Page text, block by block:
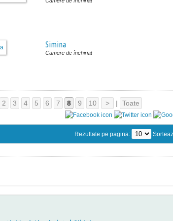
Simina
Camere de închiriat
2 3 4 5 6 7 8 9 10 > | Toate
Rezultate pe pagina: